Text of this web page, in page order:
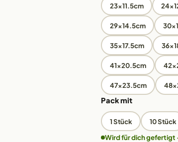
23x11.5cm
29x14.5cm
35x17.5cm
41x20.5cm
47x23.5cm
Pack mit
1 Stück 10 Stück
Wird für dich gefertigt